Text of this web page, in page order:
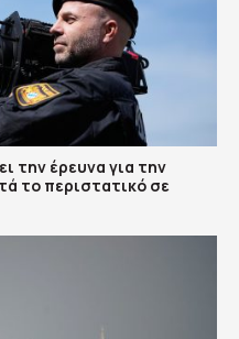
την έρευνα για την
το περιστατικό σε